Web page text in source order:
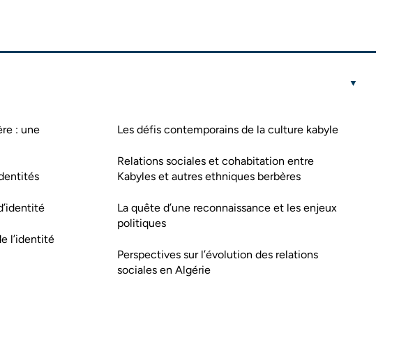
: une
l’identité
Les défis contemporains de la culture kabyle
Relations sociales et cohabitation entre
Kabyles et autres ethniques berbères
La quête d’une reconnaissance et les enjeux
politiques
Perspectives sur l’évolution des relations
sociales en Algérie